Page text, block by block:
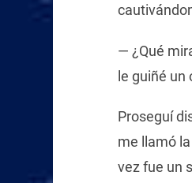
— ¿Qué
le guiñé un
Proseguí
me llamó
vez fue un